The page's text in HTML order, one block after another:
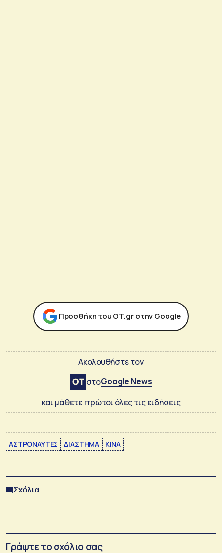
Προσθήκη του ΟΤ.gr στην Google
Ακολουθήστε τον
στοGoogle News
και μάθετε πρώτοι όλες τις ειδήσεις
ΑΣΤΡΟΝΑΥΤΕΣ ΔΙΑΣΤΗΜΑ ΚΙΝΑ
Σχόλια
Γράψτε το σχόλιο σας